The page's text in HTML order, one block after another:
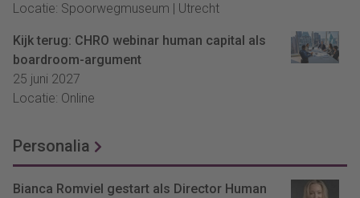
Locatie: Spoorwegmuseum | Utrecht
Kijk terug: CHRO webinar human capital als
boardroom-argument
25 juni 2027
Locatie: Online
Personalia
Bianca Romviel gestart als Director Human